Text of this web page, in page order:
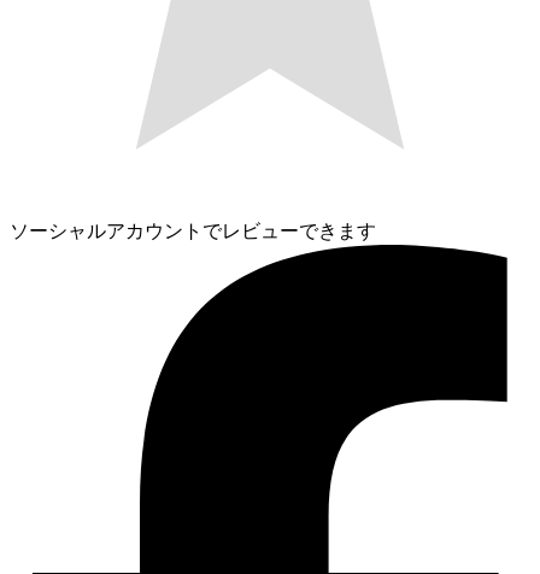
ソーシャルアカウントでレビューできます